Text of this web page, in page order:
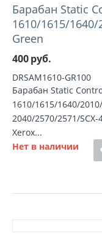
Барабан Static
1610/1615/
Green
400руб.
DRSAM1610-GR100
Барабан Static
1610/1615/1640/
2040/2570/2571/
Xerox...
Нет в наличии